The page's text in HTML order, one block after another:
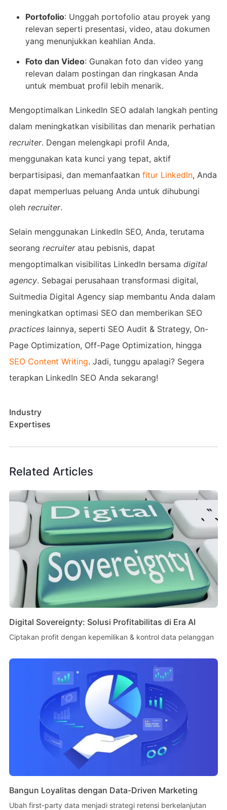
Portofolio: Unggah portofolio atau proyek yang
relevan seperti presentasi, video, atau dokumen
yang menunjukkan keahlian Anda.
Foto dan Video: Gunakan foto dan video yang
relevan dalam postingan dan ringkasan Anda
untuk membuat profil lebih menarik.
Mengoptimalkan LinkedIn SEO adalah langkah penting
dalam meningkatkan visibilitas dan menarik perhatian
recruiter. Dengan melengkapi profil Anda,
menggunakan kata kunci yang tepat, aktif
berpartisipasi, dan memanfaatkan fitur LinkedIn, Anda
dapat memperluas peluang Anda untuk dihubungi
oleh recruiter.
Selain menggunakan LinkedIn SEO, Anda, terutama
seorang recruiteratau pebisnis, dapat
mengoptimalkan visibilitas LinkedIn bersama digital
agency. Sebagai perusahaan transformasi digital,
Suitmedia Digital Agency siap membantu Anda dalam
meningkatkan optimasi SEO dan memberikan SEO
practiceslainnya, seperti SEO Audit & Strategy, On-
Page Optimization, Off-Page Optimization, hingga
SEO Content Writing. Jadi, tunggu apalagi? Segera
terapkan LinkedIn SEO Anda sekarang!
Industry
Expertises
Related Articles
Digital Sovereignty: Solusi Profitabilitas di Era AI
Ciptakan profit dengan kepemilikan & kontrol data pelanggan
Bangun Loyalitas dengan Data-Driven Marketing
Ubah first-party data menjadi strategi retensi berkelanjutan